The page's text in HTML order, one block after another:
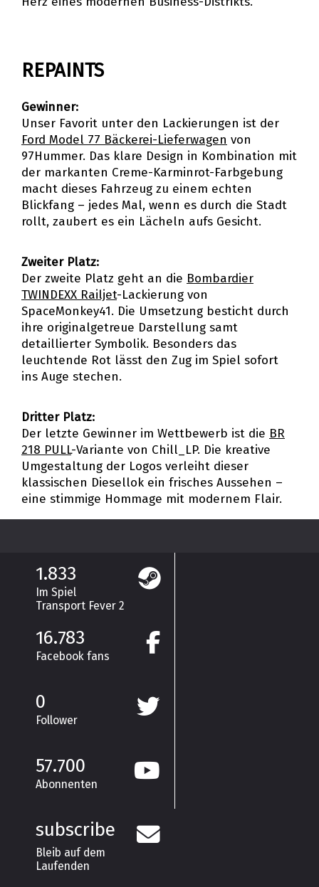
REPAINTS
Gewinner:
Unser Favorit unter den Lackierungen ist der
Ford Model 77 Bäckerei-Lieferwagen von
97Hummer. Das klare Design in Kombination mit
der markanten Creme-Karminrot-Farbgebung
macht dieses Fahrzeug zu einem echten
Blickfang – jedes Mal, wenn es durch die Stadt
rollt, zaubert es ein Lächeln aufs Gesicht.
Zweiter Platz:
Der zweite Platz geht an die Bombardier
TWINDEXX Railjet-Lackierung von
SpaceMonkey41. Die Umsetzung besticht durch
ihre originalgetreue Darstellung samt
detaillierter Symbolik. Besonders das
leuchtende Rot lässt den Zug im Spiel sofort
ins Auge stechen.
Dritter Platz:
Der letzte Gewinner im Wettbewerb ist die BR
218 PULL-Variante von Chill_LP. Die kreative
Umgestaltung der Logos verleiht dieser
klassischen Diesellok ein frisches Aussehen –
eine stimmige Hommage mit modernem Flair.
1.833
Im Spiel
Transport Fever 2
16.783
Facebook fans
0
Follower
57.700
Abonnenten
subscribe
Bleib auf dem
Laufenden